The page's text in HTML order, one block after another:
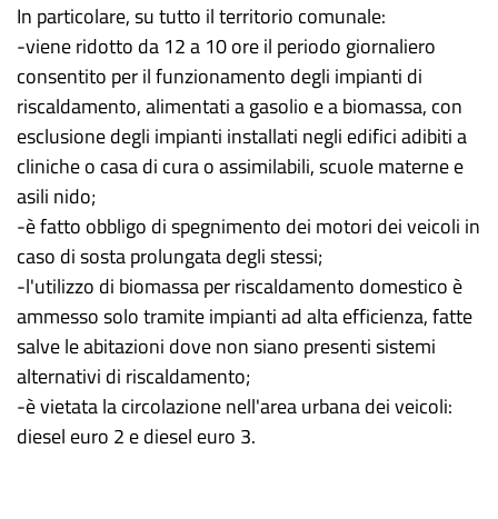
In particolare, su tutto il territorio comunale:
-viene ridotto da 12 a 10 ore il periodo giornaliero
consentito per il funzionamento degli impianti di
riscaldamento, alimentati a gasolio e a biomassa, con
esclusione degli impianti installati negli edifici adibiti a
cliniche o casa di cura o assimilabili, scuole materne e
asili nido;
-è fatto obbligo di spegnimento dei motori dei veicoli in
caso di sosta prolungata degli stessi;
-l'utilizzo di biomassa per riscaldamento domestico è
ammesso solo tramite impianti ad alta efficienza, fatte
salve le abitazioni dove non siano presenti sistemi
alternativi di riscaldamento;
-è vietata la circolazione nell'area urbana dei veicoli:
diesel euro 2 e diesel euro 3.